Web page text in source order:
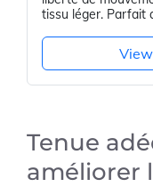
tissu léger. Parfait
Tenue
améliorer